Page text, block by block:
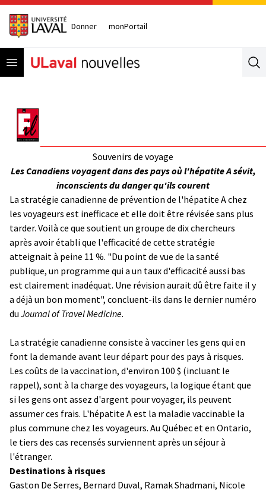
Donner monPortail
Open menu
Souvenirs de voyage
Les Canadiens voyagent dans des pays où l'hépatite A sévit,
inconscients du danger qu'ils courent
La stratégie canadienne de prévention de l'hépatite A chez
les voyageurs est inefficace et elle doit être révisée sans plus
tarder. Voilà ce que soutient un groupe de dix chercheurs
après avoir établi que l'efficacité de cette stratégie
atteignait à peine 11 %. "Du point de vue de la santé
publique, un programme qui a un taux d'efficacité aussi bas
est clairement inadéquat. Une révision aurait dû être faite il y
a déjà un bon moment", concluent-ils dans le dernier numéro
du Journal of Travel Medicine.
La stratégie canadienne consiste à vacciner les gens qui en
font la demande avant leur départ pour des pays à risques.
Les coûts de la vaccination, d'environ 100 $ (incluant le
rappel), sont à la charge des voyageurs, la logique étant que
si les gens ont assez d'argent pour voyager, ils peuvent
assumer ces frais. L'hépatite A est la maladie vaccinable la
plus commune chez les voyageurs. Au Québec et en Ontario,
le tiers des cas recensés surviennent après un séjour à
l'étranger.
Destinations à risques
Gaston De Serres, Bernard Duval, Ramak Shadmani, Nicole